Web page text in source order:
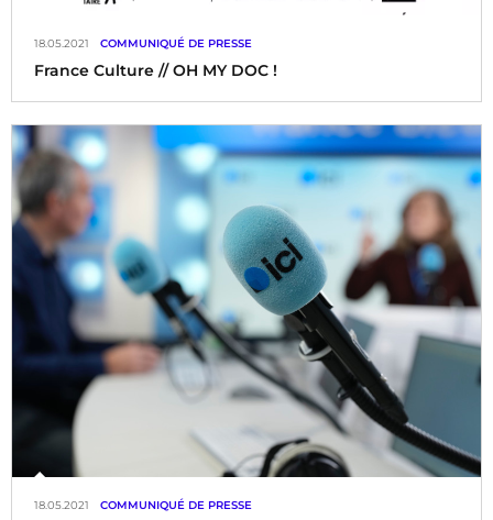
France Culture // OH MY DOC !
18.05.2021 COMMUNIQUÉ DE PRESSE
18.05.2021 COMMUNIQUÉ DE PRESSE